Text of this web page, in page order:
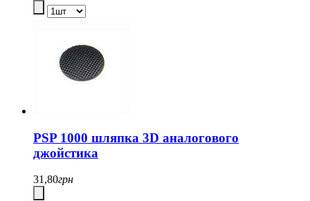
PSP 1000 шляпка 3D аналогового
джойстика
31,80грн